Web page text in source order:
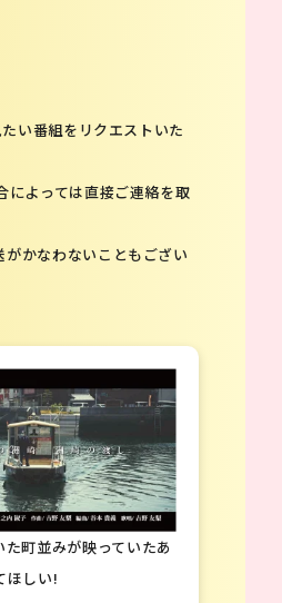
い番組をリクエストいた
によっては直接ご連絡を取
かなわないこともござい
た町並みが映っていたあ
ほしい!